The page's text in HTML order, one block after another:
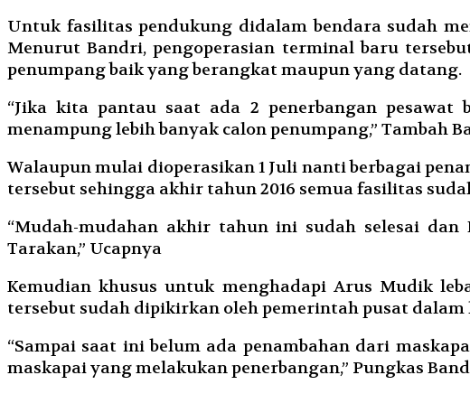
Untuk fasilitas pendukung didalam bendara sudah
Menurut Bandri, pengoperasian terminal baru
penumpang baik yang berangkat maupun yang datang.
“Jika kita pantau saat ada 2 penerbangan
menampung lebih banyak calon penumpang,” Tambah
Walaupun mulai dioperasikan 1 Juli nanti berbagai
tersebut sehingga akhir tahun 2016 semua fasilitas
“Mudah-mudahan akhir tahun ini sudah selesai
Tarakan,” Ucapnya
Kemudian khusus untuk menghadapi Arus Mudik
tersebut sudah dipikirkan oleh pemerintah pusat
“Sampai saat ini belum ada penambahan dari
maskapai yang melakukan penerbangan,” Pungkas